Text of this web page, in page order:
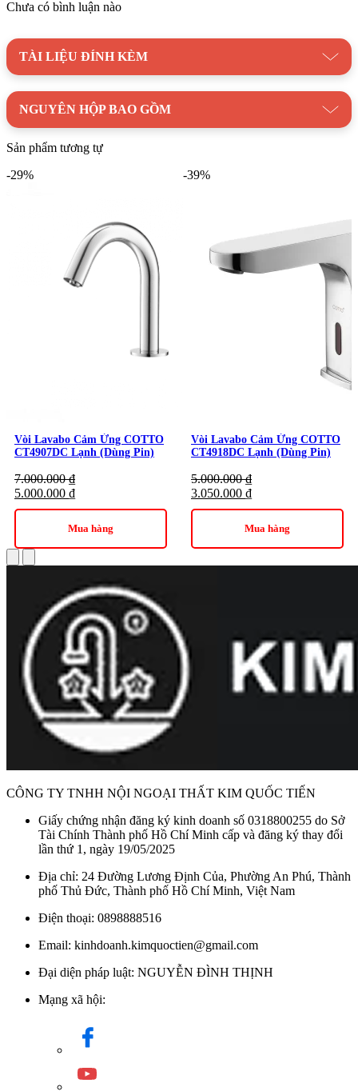
điện.
Ưu điểm vòi Lavabo cảm ứng COTTO
CT4901AC lạnh (Dùng điện)
Tiết kiệm nước hiệu quả
Đảm bảo vệ sinh, an toàn
Dễ dàng vệ sinh, lau chùi
Với những ưu điểm vượt trội về thiết kế, tính năng và độ bền,
vòi Lavabo cảm ứng COTTO CT4901AC lạnh (Dùng
là lựa chọn hoàn hảo cho gian phòng tắm hiện đại của
bạn. Hãy liên hệ ngay với
để sở hữu sản
Chưa có bình luận nào
TÀI LIỆU ĐÍNH KÈM
NGUYÊN HỘP BAO GỒM
Sản phẩm tương tự
-29%
Vòi Lavabo Cảm Ứng COTTO
CT4907DC Lạnh (Dùng Pin)
7.000.000₫
5.000.000 ₫
Mua hàng
-39%
Vòi Lavabo Cảm Ứng COTTO
CT4918DC Lạnh (Dùng Pin)
5.000.000₫
3.050.000 ₫
Mua hàng
CÔNG TY TNHH NỘI NGOẠI THẤT KIM QUỐC TIẾN
Giấy chứng nhận đăng ký kinh doanh số 0318800255 do Sở
Tài Chính Thành phố Hồ Chí Minh cấp và đăng ký thay đổi
lần thứ 1, ngày 19/05/2025
Địa chỉ: 24 Đường Lương Định Của, Phường An Phú, Thành
phố Thủ Đức, Thành phố Hồ Chí Minh, Việt Nam
Điện thoại: 0898888516
Email: kinhdoanh.kimquoctien@gmail.com
Đại diện pháp luật: NGUYỄN ĐÌNH THỊNH
Mạng xã hội: